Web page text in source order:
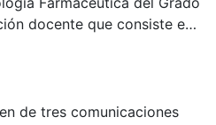
docente que consiste en
de la competencia
a la formación práctica
de asignaturas. Se presenta
de tres comunicaciones